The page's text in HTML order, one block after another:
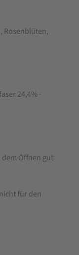
Rosenblüten,
24,4% ·
Öffnen gut
für den